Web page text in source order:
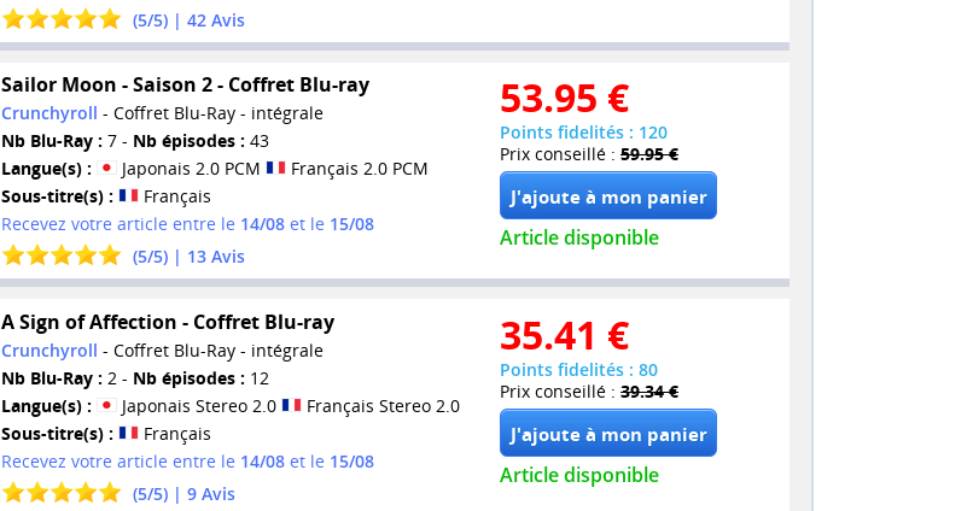
(5/5) | 42Avis
Sailor Moon - Saison 2 - Coffret Blu-ray
Crunchyroll - Coffret Blu-Ray - intégrale
Nb Blu-Ray : 7 - Nb épisodes : 43
Langue(s) :
Japonais 2.0 PCM
Français 2.0 PCM
Sous-titre(s) :
Français
Recevez votre article entre le 14/08et le 15/08
(5/5) | 13Avis
53.95 €
Points fidelités : 120
Prix conseillé : 59.95 €
Article disponible
A Sign of Affection - Coffret Blu-ray
Crunchyroll - Coffret Blu-Ray - intégrale
Nb Blu-Ray : 2 - Nb épisodes : 12
Langue(s) :
Japonais Stereo 2.0
Français Stereo 2.0
Sous-titre(s) :
Français
Recevez votre article entre le 14/08et le 15/08
(5/5) | 9Avis
35.41 €
Points fidelités : 80
Prix conseillé : 39.34 €
Article disponible